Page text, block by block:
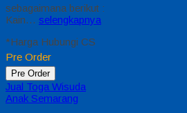
sebagaimana berikut :
Kain… selengkapnya
*Harga Hubungi CS
Pre Order
Pre Order
Jual Toga Wisuda
Anak Semarang